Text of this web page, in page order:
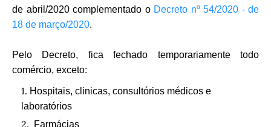
de abril/2020 complementado o Decreto nº 54/2020 - de
18 de março/2020.
Pelo Decreto, fica fechado temporariamente todo
comércio, exceto:
Hospitais, clinicas, consultórios médicos e
laboratórios
Farmácias